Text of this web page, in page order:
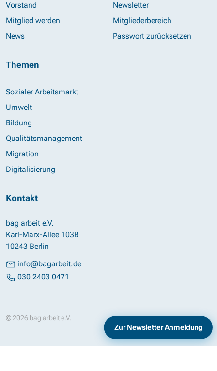
Vorstand
Mitglied werden
News
Newsletter
Mitgliederbereich
Passwort zurücksetzen
Themen
Sozialer Arbeitsmarkt
Umwelt
Bildung
Qualitätsmanagement
Migration
Digitalisierung
Kontakt
bag arbeit e.V.
Karl-Marx-Allee 103B
10243 Berlin
info@bagarbeit.de
030 2403 0471
© 2026 bag arbeit e.V. Datenschutz
Zur Newsletter Anmeldung